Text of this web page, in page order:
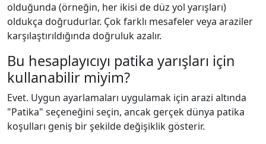
olduğunda (örneğin, her ikisi de düz yol yarışları)
oldukça doğrudurlar. Çok farklı mesafeler veya araziler
karşılaştırıldığında doğruluk azalır.
Bu hesaplayıcıyı patika yarışları için
kullanabilir miyim?
Evet. Uygun ayarlamaları uygulamak için arazi altında
"Patika" seçeneğini seçin, ancak gerçek dünya patika
koşulları geniş bir şekilde değişiklik gösterir.